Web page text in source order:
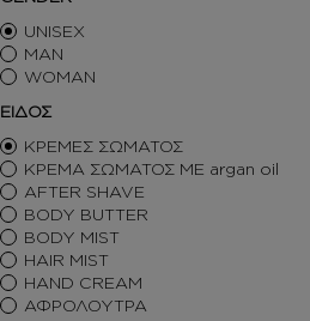
ΑΦΡΟΛΟΥΤΡΑ
ΚΡΕΜΕΣ ΣΩΜΑΤΟΣ
BODY BUTTER
BODY MIST
HAIR MIST
BODY SORBET – AFTER
HAIR OILS
SHIMMERING BODY OIL
SKINCARE
ΑΝΤΙΣΗΠΤΙΚΑ
ΑΡΩΜΑΤΙΚΑ ΚΕΡΙΑ –
SETS
UNISEX
MAN
WOMAN
ΕΙΔΟΣ
ΚΡΕΜΕΣ ΣΩΜΑΤΟΣ
ΚΡΕΜΑ ΣΩΜΑΤΟΣ ΜΕ argan oil
AFTER SHAVE
BODY BUTTER
BODY MIST
HAIR MIST
HAND CREAM
ΑΦΡΟΛΟΥΤΡΑ